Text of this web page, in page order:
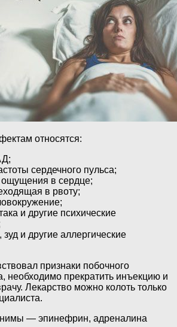
относятся:
сердечного пульса;
в сердце;
в рвоту;
и другие психические
и другие аллергические
признаки побочного
необходимо прекратить инъекцию и
Лекарство можно колоть только
— эпинефрин, адреналина